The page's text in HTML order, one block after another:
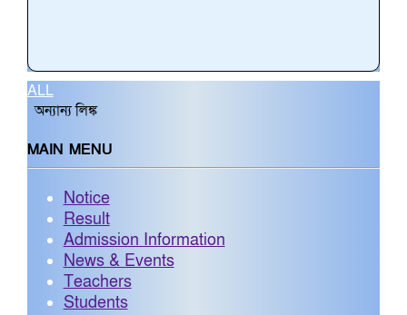
ALL
অন্যান্য লিঙ্ক
MAIN MENU
Notice
Result
Admission Information
News & Events
Teachers
Students